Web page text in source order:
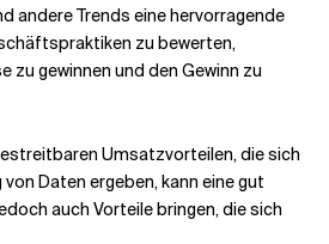
andere Trends eine hervorragende
zu bewerten,
zu gewinnen und den Gewinn zu
Umsatzvorteilen, die sich
Daten ergeben, kann eine gut
auch Vorteile bringen, die sich